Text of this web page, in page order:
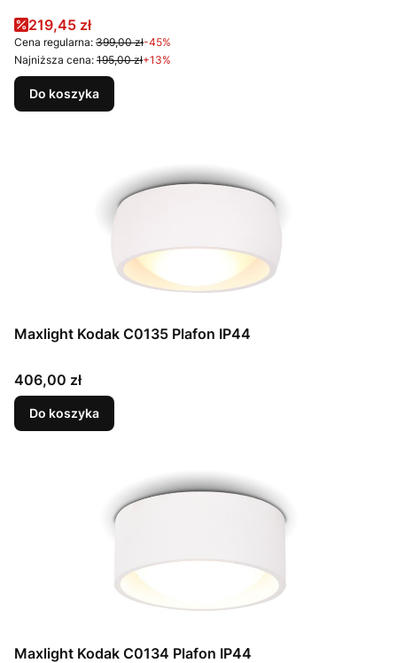
Cena promocyjna
219,45 zł
Cena regularna: 399,00 zł-45%
Najniższa cena: 195,00 zł+13%
Do koszyka
Maxlight Kodak C0135 Plafon IP44
Cena
406,00 zł
Do koszyka
Maxlight Kodak C0134 Plafon IP44